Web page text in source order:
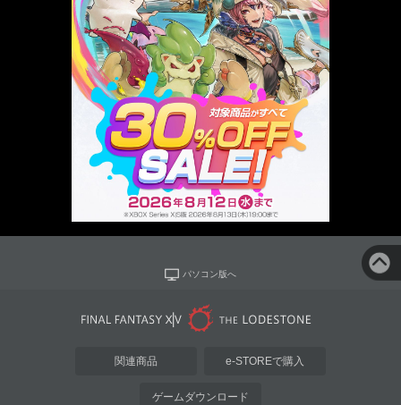
パソコン版へ
関連商品 e-STOREで購入
ゲームダウンロード